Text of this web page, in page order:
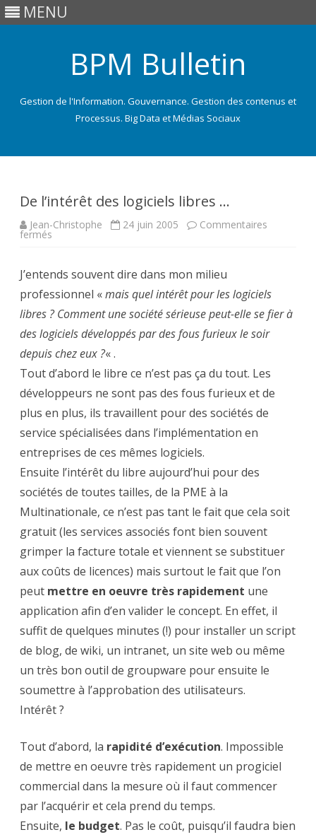
MENU
BPM Bulletin
Gestion de l'Information. Gouvernance. Gestion des contenus et
Processus. Big Data et Médias Sociaux
De l’intérêt des logiciels libres …
Jean-Christophe 24 juin 2005 Commentaires
fermés
logiciels
libres
…
J’entends souvent dire dans mon milieu
professionnel «mais quel intérêt pour les logiciels
libres ? Comment une société sérieuse peut-elle se fier à
des logiciels développés par des fous furieux le soir
depuis chez eux ?« .
Tout d’abord le libre ce n’est pas ça du tout. Les
développeurs ne sont pas des fous furieux et de
plus en plus, ils travaillent pour des sociétés de
service spécialisées dans l’implémentation en
entreprises de ces mêmes logiciels.
Ensuite l’intérêt du libre aujourd’hui pour des
sociétés de toutes tailles, de la PME à la
Multinationale, ce n’est pas tant le fait que cela soit
gratuit (les services associés font bien souvent
grimper la facture totale et viennent se substituer
aux coûts de licences) mais surtout le fait que l’on
peut mettre en oeuvre très rapidement une
application afin d’en valider le concept. En effet, il
suffit de quelques minutes (!) pour installer un script
de blog, de wiki, un intranet, un site web ou même
un très bon outil de groupware pour ensuite le
soumettre à l’approbation des utilisateurs.
Intérêt ?
Tout d’abord, la rapidité d’exécution. Impossible
de mettre en oeuvre très rapidement un progiciel
commercial dans la mesure où il faut commencer
par l’acquérir et cela prend du temps.
Ensuite, le budget. Pas le coût, puisqu’il faudra bien